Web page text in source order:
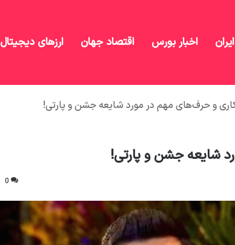
اخبار بورس اقتصاد جهان ارزهای دیجیتال
و حرف‌های مهم در مورد شایعه جشن و پارتی!
شایعه جشن و پارتی!
0